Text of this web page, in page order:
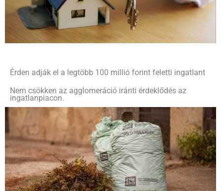
Érden adják el a legtöbb 100 millió forint feletti ingatlant
Nem csökken az agglomeráció iránti érdeklődés az
ingatlanpiacon.